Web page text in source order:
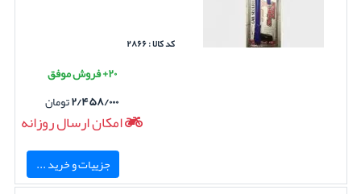
کد کالا : ۲۸۶۶
۲۰+ فروش موفق
۲/۴۵۸/۰۰۰تومان
امکان ارسال روزانه
جزییات و خرید ...